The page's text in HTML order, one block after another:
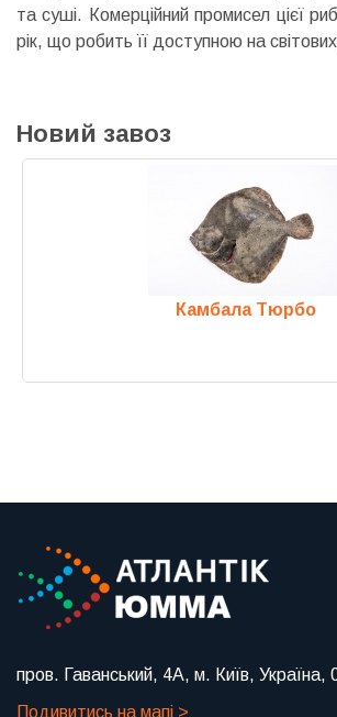
та суші. Комерційний промисел цієї
рік, що робить її доступною на
Новий завоз
Камбала Тюрбо
пров. Гаванський, 4А, м. Київ, Україна,
Подивитись на мапі >